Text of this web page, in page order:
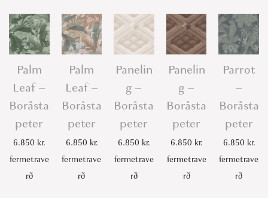
Palm
Leaf –
Boråsta
peter
6.850 kr.
fermetrave
rð
Palm
Leaf –
Boråsta
peter
6.850 kr.
fermetrave
rð
Panelin
g –
Boråsta
peter
6.850 kr.
fermetrave
rð
Panelin
g –
Boråsta
peter
6.850 kr.
fermetrave
rð
Parrot
–
Boråsta
peter
6.850 kr.
fermetrave
rð